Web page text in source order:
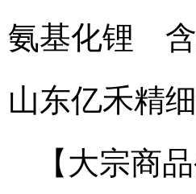
氨基化锂 含
山东亿禾精
【大宗商